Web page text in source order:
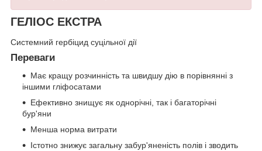
ГЕЛІОС ЕКСТРА
Системний гербіцид суцільної дії
Переваги
Має кращу розчинність та швидшу дію в порівнянні з
іншими гліфосатами
Ефективно знищує як однорічні, так і багаторічні
бур'яни
Менша норма витрати
Істотно знижує загальну забур'яненість полів і зводить